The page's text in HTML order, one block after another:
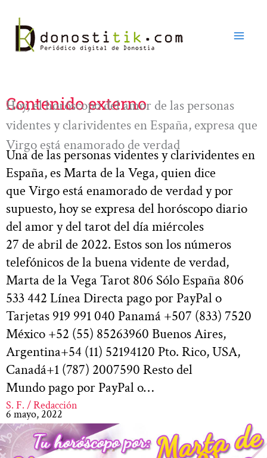
contenido
Contenido externo
Hoy, el horóscopo del amor de las personas
videntes y clarividentes en España, expresa que
Virgo está enamorado de verdad
Una de las personas videntes y clarividentes en
España, es Marta de la Vega, quien dice
que Virgo está enamorado de verdad y por
supuesto, hoy se expresa del horóscopo diario
del amor y del tarot del día miércoles
27 de abril de 2022. Estos son los números
telefónicos de la buena vidente de verdad,
Marta de la Vega Tarot 806 Sólo España 806
533 442 Línea Directa pago por PayPal o
Tarjetas 919 991 040 Panamá +507 (833) 7520
México +52 (55) 85263960 Buenos Aires,
Argentina+54 (11) 52194120 Pto. Rico, USA,
Canadá+1 (787) 2007590 Resto del
Mundo pago por PayPal o…
S. F. / Redacción
6 mayo, 2022